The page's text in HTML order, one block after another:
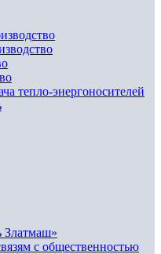
тепло-энергоносителей
Златмаш»
с общественностью